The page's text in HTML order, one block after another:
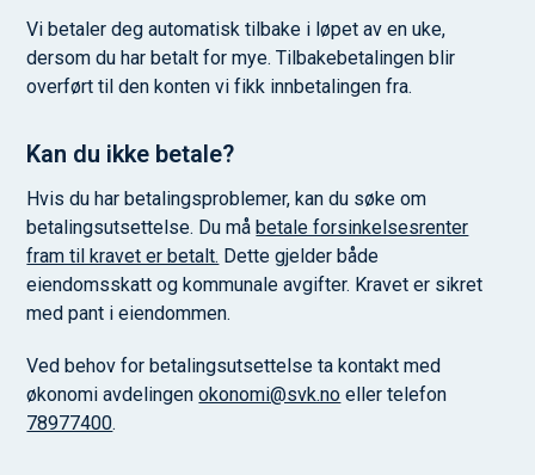
Vi betaler deg automatisk tilbake i løpet av en uke,
dersom du har betalt for mye. Tilbakebetalingen blir
overført til den konten vi fikk innbetalingen fra.
Kan du ikke betale?
Hvis du har betalingsproblemer, kan du søke om
betalingsutsettelse. Du måbetale forsinkelsesrenter
fram til kravet er betalt. Dette gjelder både
eiendomsskatt og kommunale avgifter. Kravet er sikret
med pant i eiendommen.
Ved behov for betalingsutsettelse ta kontakt med
økonomi avdelingenokonomi@svk.no eller telefon
78977400.